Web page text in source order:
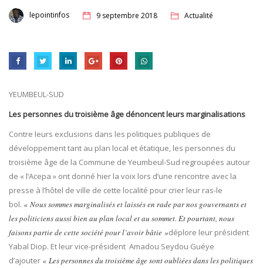
lepointinfos 9 septembre 2018 Actualité
YEUMBEUL-SUD
Les personnes du troisième âge dénoncent leurs marginalisations
Contre leurs exclusions dans les politiques publiques de
développement tant au plan local et étatique, les personnes du
troisième âge de la Commune de Yeumbeul-Sud regroupées autour
de « l’Acepa » ont donné hier la voix lors d’une rencontre avec la
presse à l’hôtel de ville de cette localité pour crier leur ras-le
bol. « Nous sommes marginalisés et laissés en rade par nos gouvernants et
les politiciens aussi bien au plan local et au sommet. Et pourtant, nous
faisons partie de cette société pour l’avoir bâtie »déplore leur président
Yabal Diop. Et leur vice-président Amadou Seydou Guéye
d’ajouter « Les personnes du troisième âge sont oubliées dans les politiques